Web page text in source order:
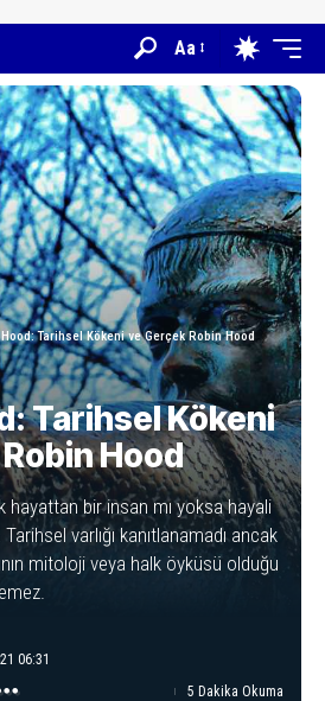
Aa
Tarihsel Kökeni ve Gerçek Robin Hood
Tarihsel Kökeni
Hood
hayattan bir insan mı yoksa hayali
varlığı kanıtlanamadı ancak
mitoloji veya halk öyküsü olduğu
06:31
5 Dakika Okuma